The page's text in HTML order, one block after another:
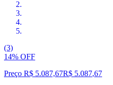
(3)
14% OFF
Preço R$ 5.087,67R$ 5.087,67